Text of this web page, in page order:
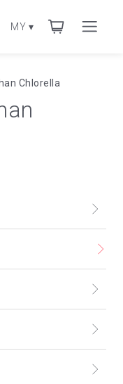
MY ▾
Chlorella